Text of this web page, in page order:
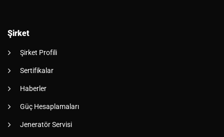
Şirket
Şirket Profili
Sertifikalar
Haberler
Güç Hesaplamaları
Jeneratör Servisi